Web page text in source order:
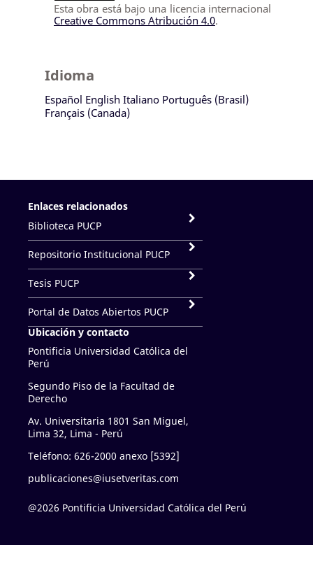
Esta obra está bajo una licencia internacional
Creative Commons Atribución 4.0.
Idioma
Español English Italiano Português (Brasil)
Français (Canada)
Enlaces relacionados
Biblioteca PUCP
Repositorio Institucional PUCP
Tesis PUCP
Portal de Datos Abiertos PUCP
Ubicación y contacto
Pontificia Universidad Católica del
Perú
Segundo Piso de la Facultad de
Derecho
Av. Universitaria 1801 San Miguel,
Lima 32, Lima - Perú
Teléfono: 626-2000 anexo [5392]
publicaciones@iusetveritas.com
@2026 Pontificia Universidad Católica del Perú